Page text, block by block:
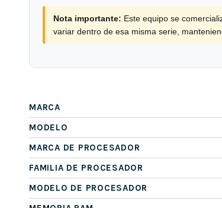
Nota importante: Este equipo se
variar dentro de esa misma serie,
MARCA
MODELO
MARCA DE PROCESADOR
FAMILIA DE PROCESADOR
MODELO DE PROCESADOR